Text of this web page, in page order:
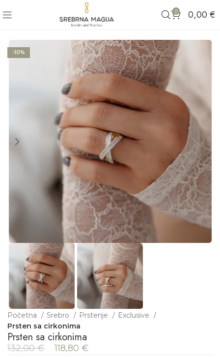
0 0,00 €
-10%
Početna Srebro Prstenje
Exclusive
Prsten sa cirkonima
Prsten sa cirkonima
132,00€ 118,80 €